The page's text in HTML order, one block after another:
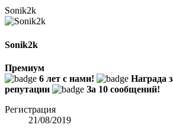
Sonik2k
Sonik2k
Премиум
6 лет с нами!
Награда
репутации
За 10 сообщений!
Регистрация
21/08/2019